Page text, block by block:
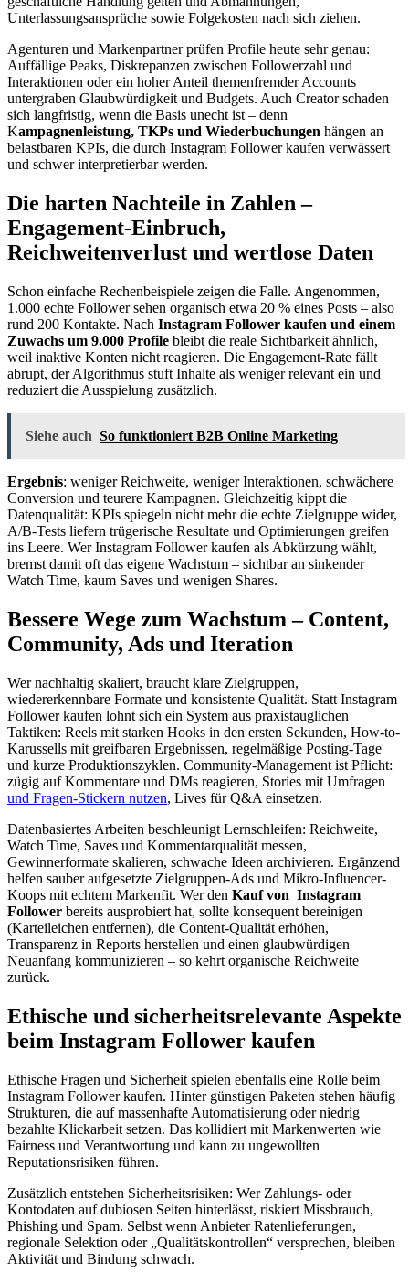
Unterlassungsansprüche sowie Folgekosten nach sich ziehen.
Agenturen und Markenpartner prüfen Profile heute sehr genau:
Auffällige Peaks, Diskrepanzen zwischen Followerzahl und
Interaktionen oder ein hoher Anteil themenfremder Accounts
untergraben Glaubwürdigkeit und Budgets. Auch Creator schaden
sich langfristig, wenn die Basis unecht ist – denn
Kampagnenleistung, TKPs und Wiederbuchungen hängen an
belastbaren KPIs, die durch Instagram Follower kaufen verwässert
und schwer interpretierbar werden.
Die harten Nachteile in Zahlen –
Engagement-Einbruch,
Reichweitenverlust und wertlose Daten
Schon einfache Rechenbeispiele zeigen die Falle. Angenommen,
1.000 echte Follower sehen organisch etwa 20 % eines Posts – also
rund 200 Kontakte. Nach Instagram Follower kaufen und einem
Zuwachs um 9.000 Profile bleibt die reale Sichtbarkeit ähnlich,
weil inaktive Konten nicht reagieren. Die Engagement-Rate fällt
abrupt, der Algorithmus stuft Inhalte als weniger relevant ein und
reduziert die Ausspielung zusätzlich.
Siehe auch So funktioniert B2B Online Marketing
Ergebnis: weniger Reichweite, weniger Interaktionen, schwächere
Conversion und teurere Kampagnen. Gleichzeitig kippt die
Datenqualität: KPIs spiegeln nicht mehr die echte Zielgruppe wider,
A/B-Tests liefern trügerische Resultate und Optimierungen greifen
ins Leere. Wer Instagram Follower kaufen als Abkürzung wählt,
bremst damit oft das eigene Wachstum – sichtbar an sinkender
Watch Time, kaum Saves und wenigen Shares.
Bessere Wege zum Wachstum – Content,
Community, Ads und Iteration
Wer nachhaltig skaliert, braucht klare Zielgruppen,
wiedererkennbare Formate und konsistente Qualität. Statt Instagram
Follower kaufen lohnt sich ein System aus praxistauglichen
Taktiken: Reels mit starken Hooks in den ersten Sekunden, How-to-
Karussells mit greifbaren Ergebnissen, regelmäßige Posting-Tage
und kurze Produktionszyklen. Community-Management ist Pflicht:
zügig auf Kommentare und DMs reagieren, Stories mit Umfragen
und Fragen-Stickern nutzen, Lives für Q&A einsetzen.
Datenbasiertes Arbeiten beschleunigt Lernschleifen: Reichweite,
Watch Time, Saves und Kommentarqualität messen,
Gewinnerformate skalieren, schwache Ideen archivieren. Ergänzend
helfen sauber aufgesetzte Zielgruppen-Ads und Mikro-Influencer-
Koops mit echtem Markenfit. Wer den Kauf von Instagram
Follower bereits ausprobiert hat, sollte konsequent bereinigen
(Karteileichen entfernen), die Content-Qualität erhöhen,
Transparenz in Reports herstellen und einen glaubwürdigen
Neuanfang kommunizieren – so kehrt organische Reichweite
zurück.
Ethische und sicherheitsrelevante Aspekte
beim Instagram Follower kaufen
Ethische Fragen und Sicherheit spielen ebenfalls eine Rolle beim
Instagram Follower kaufen. Hinter günstigen Paketen stehen häufig
Strukturen, die auf massenhafte Automatisierung oder niedrig
bezahlte Klickarbeit setzen. Das kollidiert mit Markenwerten wie
Fairness und Verantwortung und kann zu ungewollten
Reputationsrisiken führen.
Zusätzlich entstehen Sicherheitsrisiken: Wer Zahlungs- oder
Kontodaten auf dubiosen Seiten hinterlässt, riskiert Missbrauch,
Phishing und Spam. Selbst wenn Anbieter Ratenlieferungen,
regionale Selektion oder „Qualitätskontrollen“ versprechen, bleiben
Aktivität und Bindung schwach.